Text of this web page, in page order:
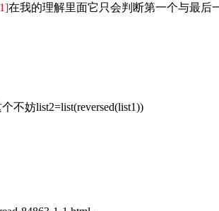
在我的理解里面它只会判断第一个与最后
不妨list2=list(reversed(list1))